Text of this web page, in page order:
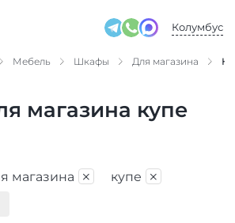
Колумбус
Мебель Шкафы Для магазина
магазина купе
магазина × купе ×